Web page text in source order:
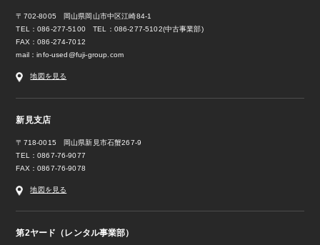
〒702-8005 岡山県岡山市中区江崎84-1
TEL：086-277-5100 TEL：086-277-5102(中古事業部)
FAX：086-274-7012
mail：info-used@fuji-group.com
地図を見る
新見支店
〒718-0015 岡山県新見市石蟹267-9
TEL：0867-76-9077
FAX：0867-76-9078
地図を見る
第2ヤード（レンタル事業部）